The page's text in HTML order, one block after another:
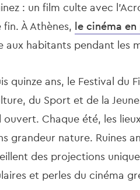
: un film culte avec
fin. À Athènes, le cinéma
aux habitants pendant les
quinze ans, le Festival du
du Sport et de la
ouvert. Chaque été, les
grandeur nature. Ruines
des projections
et perles du cinéma